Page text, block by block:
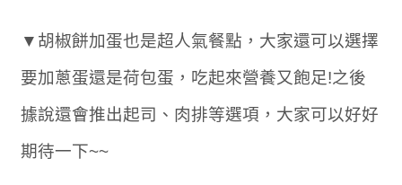
▼胡椒餅加蛋也是超人氣餐點，大家還可以選擇
要加蔥蛋還是荷包蛋，吃起來營養又飽足!之後
據說還會推出起司、肉排等選項，大家可以好好
期待一下~~